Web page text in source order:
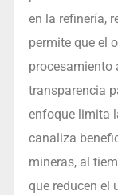
en la refinería,
permite que el
procesamiento
transparencia
enfoque limita
canaliza
mineras, al
que reducen el